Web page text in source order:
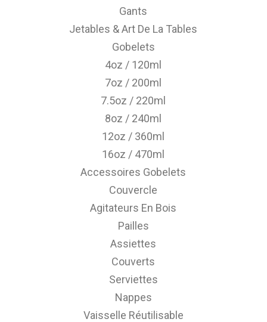
Gants
Jetables & Art De La Tables
Gobelets
4oz / 120ml
7oz / 200ml
7.5oz / 220ml
8oz / 240ml
12oz / 360ml
16oz / 470ml
Accessoires Gobelets
Couvercle
Agitateurs En Bois
Pailles
Assiettes
Couverts
Serviettes
Nappes
Vaisselle Réutilisable